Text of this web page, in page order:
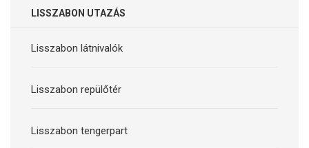
LISSZABON UTAZÁS
Lisszabon látnivalók
Lisszabon repülőtér
Lisszabon tengerpart